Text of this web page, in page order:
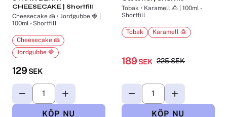
CHEESECAKE | Shortfill
Cheesecake 🍰 • Jordgubbe 🍓 |
100ml - Shortfill
129 SEK
Cheesecake 🍰
Jordgubbe 🍓
Tobak • Karamell 🍮 | 100ml -
Shortfill
189 SEK 225SEK
Tobak Karamell 🍮